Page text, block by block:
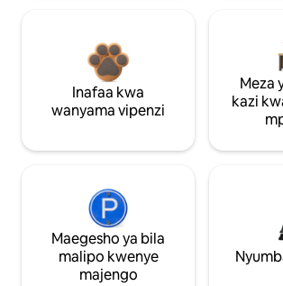
Inafaa kwa
wanyama vipenzi
Meza
kazi
Maegesho ya bila
malipo kwenye
majengo